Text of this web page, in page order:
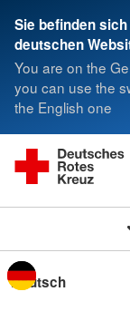
Sie befinden
deutschen
You are on the
you can use the
the English one
Sprache wechseln zu